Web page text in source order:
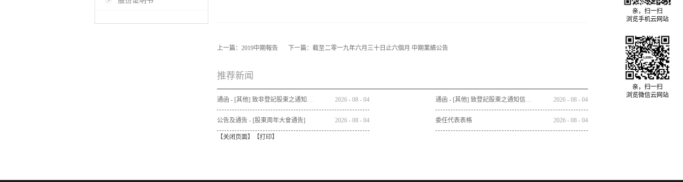
上一篇： 2019中期報告 下一篇： 截至二零一九年六月三十日止六個月 中期業績公告
推荐新闻
通函 - [其他] 致非登記股東之通知信函及申請表格 - 通函連同股東週年大會通告及代表委任表格之發佈通知 2026 - 08 - 04 通函 - [其他] 致登記股東之通知信函及回條 - 通函連同股東週年大會通告及代表委任表格之發佈通知 2026 - 08 - 04
公告及通告 - [股東周年大會通告] 2026 - 08 - 04 委任代表表格 2026 - 08 - 04
【关闭页面】【打印】
亲，扫一扫
浏览手机云网站
亲，扫一扫
浏览微信云网站